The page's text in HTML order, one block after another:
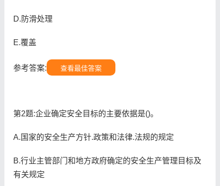
D.防滑处理
E.覆盖
参考答案: 查看最佳答案
第2题:企业确定安全目标的主要依据是()。
A.国家的安全生产方针.政策和法律.法规的规定
B.行业主管部门和地方政府确定的安全生产管理目标及
有关规定